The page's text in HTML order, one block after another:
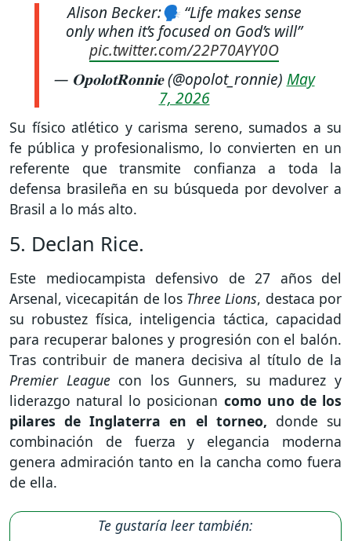
Alison Becker:🗣️ “Life makes sense
only when it’s focused on God’s will”
pic.twitter.com/22P70AYY0O
— 𝐎𝐩𝐨𝐥𝐨𝐭𝐑𝐨𝐧𝐧𝐢𝐞 (@opolot_ronnie) May
7, 2026
Su físico atlético y carisma sereno, sumados a su
fe pública y profesionalismo, lo convierten en un
referente que transmite confianza a toda la
defensa brasileña en su búsqueda por devolver a
Brasil a lo más alto.
5. Declan Rice.
Este mediocampista defensivo de 27 años del
Arsenal, vicecapitán de los Three Lions, destaca por
su robustez física, inteligencia táctica, capacidad
para recuperar balones y progresión con el balón.
Tras contribuir de manera decisiva al título de la
Premier Leaguecon los Gunners, su madurez y
liderazgo natural lo posicionan como uno de los
pilares de Inglaterra en el torneo, donde su
combinación de fuerza y elegancia moderna
genera admiración tanto en la cancha como fuera
de ella.
Te gustaría leer también: